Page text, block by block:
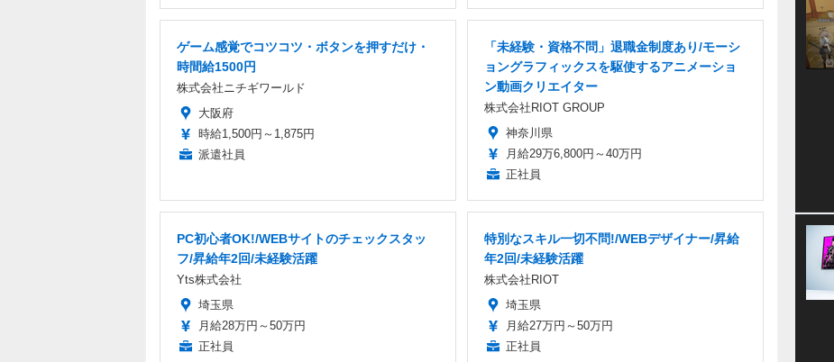
ゲーム感覚でコツコツ・ボタンを押すだけ・
時間給1500円
株式会社ニチギワールド
大阪府
時給1,500円～1,875円
派遣社員
「未経験・資格不問」退職金制度あり/モーシ
ョングラフィックスを駆使するアニメーショ
ン動画クリエイター
株式会社RIOT GROUP
神奈川県
月給29万6,800円～40万円
正社員
PC初心者OK!/WEBサイトのチェックスタッ
フ/昇給年2回/未経験活躍
Yts株式会社
埼玉県
月給28万円～50万円
正社員
特別なスキル一切不問!/WEBデザイナー/昇給
年2回/未経験活躍
株式会社RIOT
埼玉県
月給27万円～50万円
正社員